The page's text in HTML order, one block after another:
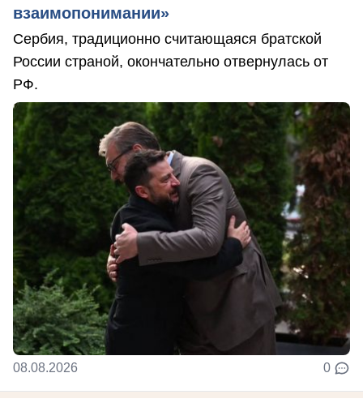
взаимопонимании»
Сербия, традиционно считающаяся братской
России страной, окончательно отвернулась от
РФ.
08.08.2026 0